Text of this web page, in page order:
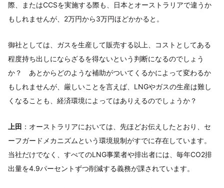
際、またはCCSを実施する際も、日本とオーストラリアで違うか
もしれませんが、2万円から3万円ほどかかると。
御社としては、ガスを生産して販売する以上、コストとしてある
程度持ち出しにならざるを得ないという判断になるのでしょう
か？ あとからどのような補助がついてくるかによって変わるか
もしれませんが、厳しいことを言えば、LNGやガスの生産は難し
くなることも、経済環境によってはありえるのでしょうか？
上田 ：オーストラリアにおいては、先ほどお伝えしたとおり、セ
ーフガードメカニズムという環境規制がすでに存在しています。
当社だけでなく、すべてのLNG事業者や排出者には、毎年CO2排
出量を4.9パーセントずつ削減する義務が課されています。